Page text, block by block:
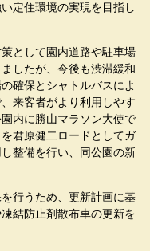
定住環境の実現を目指し
として園内道路や駐車場
したが、今後も渋滞緩和
確保とシャトルバスによ
来客者がより利用しやす
内に勝山マラソン大使で
君原健二ロードとしてガ
整備を行い、同公園の新
行うため、更新計画に基
結防止剤散布車の更新を